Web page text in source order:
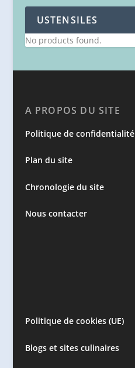
USTENSILES
No products found.
A PROPOS DU SITE
Politique de confidentialité
Plan du site
Chronologie du site
Nous contacter
Politique de cookies (UE)
Blogs et sites culinaires